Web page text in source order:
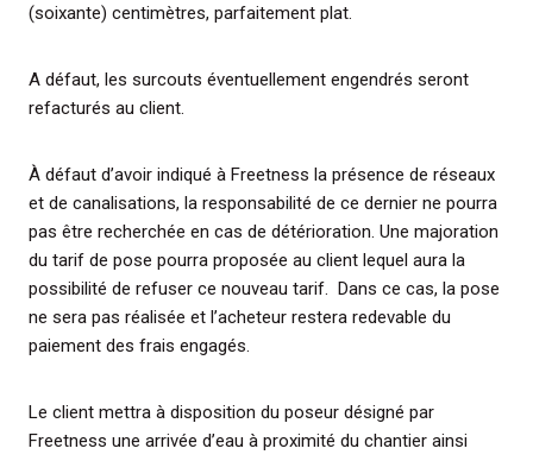
(soixante) centimètres, parfaitement plat.
A défaut, les surcouts éventuellement engendrés seront
refacturés au client.
À défaut d’avoir indiqué à Freetness la présence de réseaux
et de canalisations, la responsabilité de ce dernier ne pourra
pas être recherchée en cas de détérioration. Une majoration
du tarif de pose pourra proposée au client lequel aura la
possibilité de refuser ce nouveau tarif. Dans ce cas, la pose
ne sera pas réalisée et l’acheteur restera redevable du
paiement des frais engagés.
Le client mettra à disposition du poseur désigné par
Freetness une arrivée d’eau à proximité du chantier ainsi